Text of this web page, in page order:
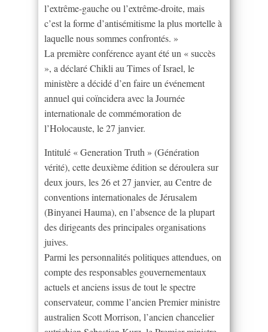
l’extrême-gauche ou l’extrême-droite, mais
c’est la forme d’antisémitisme la plus mortelle à
laquelle nous sommes confrontés. »
La première conférence ayant été un « succès
», a déclaré Chikli au Times of Israel, le
ministère a décidé d’en faire un événement
annuel qui coïncidera avec la Journée
internationale de commémoration de
l’Holocauste, le 27 janvier.
Intitulé « Generation Truth » (Génération
vérité), cette deuxième édition se déroulera sur
deux jours, les 26 et 27 janvier, au Centre de
conventions internationales de Jérusalem
(Binyanei Hauma), en l’absence de la plupart
des dirigeants des principales organisations
juives.
Parmi les personnalités politiques attendues, on
compte des responsables gouvernementaux
actuels et anciens issus de tout le spectre
conservateur, comme l’ancien Premier ministre
australien Scott Morrison, l’ancien chancelier